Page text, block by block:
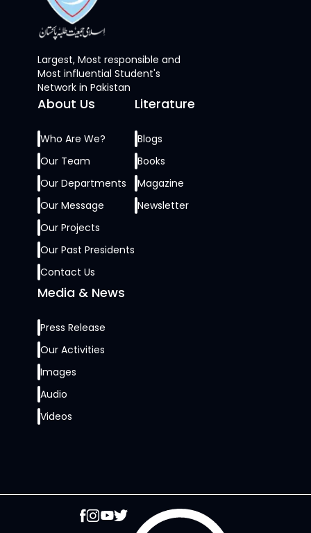
Largest, Most responsible and
Most influential Student's
Network in Pakistan
About Us
Who Are We?
Our Team
Our Departments
Our Message
Our Projects
Our Past Presidents
Contact Us
Literature
Blogs
Books
Magazine
Newsletter
Media & News
Press Release
Our Activities
Images
Audio
Videos